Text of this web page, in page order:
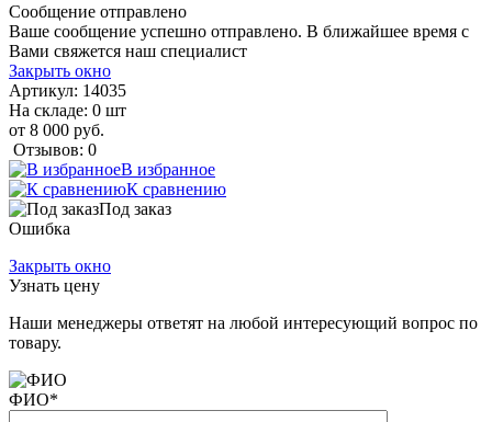
Сообщение отправлено
Ваше сообщение успешно отправлено. В ближайшее время с
Вами свяжется наш специалист
Закрыть окно
Артикул: 14035
На складе: 0 шт
от 8 000 руб.
Отзывов: 0
В избранное
К сравнению
Под заказ
Ошибка
Закрыть окно
Узнать цену
Наши менеджеры ответят на любой интересующий вопрос по
товару.
ФИО*